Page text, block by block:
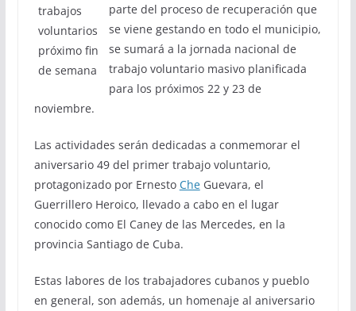
parte del proceso de recuperación que
se viene gestando en todo el municipio,
se sumará a la jornada nacional de
trabajo voluntario masivo planificada
para los próximos 22 y 23 de
noviembre.
Las actividades serán dedicadas a conmemorar el
aniversario 49 del primer trabajo voluntario,
protagonizado por Ernesto CheGuevara, el
Guerrillero Heroico, llevado a cabo en el lugar
conocido como El Caney de las Mercedes, en la
provincia Santiago de Cuba.
Estas labores de los trabajadores cubanos y pueblo
en general, son además, un homenaje al aniversario